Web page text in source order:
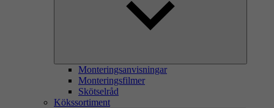
Monteringsanvisningar
Monteringsfilmer
Skötselråd
Kökssortiment